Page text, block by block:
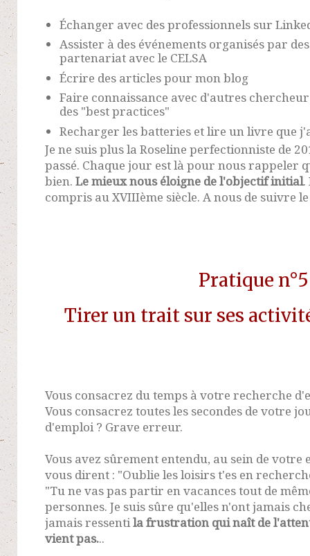
Échanger avec des professionnels sur
Assister à des événements organisés par
partenariat avec le CELSA
Écrire des articles pour mon blog
Faire connaissance avec d'autres
des "best practices"
Recharger les batteries et lire un livre que
Je ne suis plus la Roseline perfectionniste de
passé. Chaque jour est là pour nous rappeler
bien. Le mieux nous éloigne de l'objectif initial.
compris au XVIIIème siècle. A nous de suivre
Pratique n°5
Tirer un trait sur ses
Vous consacrez du temps à votre recherche
Vous consacrez toutes les secondes de votre
d'emploi ? Grave erreur.
Vous avez sûrement entendu, au sein de votre
vous dirent : "Oublie les loisirs t'es en
"Tu ne vas pas partir en vacances tout de
personnes. Je suis sûre qu'elles n'ont jamais
jamais ressentila frustration qui naît de
vient pas...